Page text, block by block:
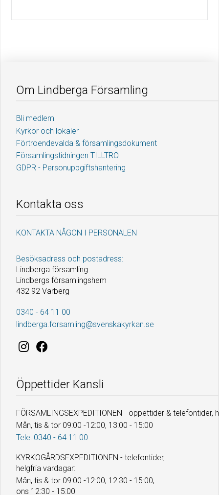
Om Lindberga Församling
Bli medlem
Kyrkor och lokaler
Förtroendevalda & församlingsdokument
Församlingstidningen TILLTRO
GDPR - Personuppgiftshantering
Kontakta oss
KONTAKTA NÅGON I PERSONALEN
Besöksadress och postadress:
Lindberga församling
Lindbergs församlingshem
432 92 Varberg
0340 - 64 11 00
lindberga.forsamling@svenskakyrkan.se
Öppettider Kansli
FÖRSAMLINGSEXPEDITIONEN - öppettider & telefontider,
Mån, tis & tor 09:00 -12:00, 13:00 - 15:00
Tele: 0340 - 64 11 00
KYRKOGÅRDSEXPEDITIONEN - telefontider,
helgfria vardagar:
Mån, tis & tor 09:00 -12:00, 12:30 - 15:00,
ons 12:30 - 15:00